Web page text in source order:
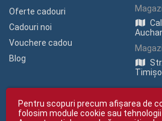
Oferte cadouri
Cadouri noi
Vouchere cadou
Blog
Pentru scopuri precum afișarea de
folosim module cookie sau